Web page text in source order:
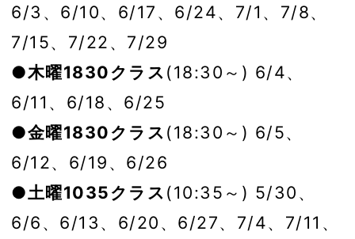
6/3、6/10、6/17、6/24、7/1、7/8、
7/15、7/22、7/29
●木曜1830クラス(18:30～) 6/4、
6/11、6/18、6/25
●金曜1830クラス(18:30～) 6/5、
6/12、6/19、6/26
●土曜1035クラス(10:35～) 5/30、
6/6、6/13、6/20、6/27、7/4、7/11、